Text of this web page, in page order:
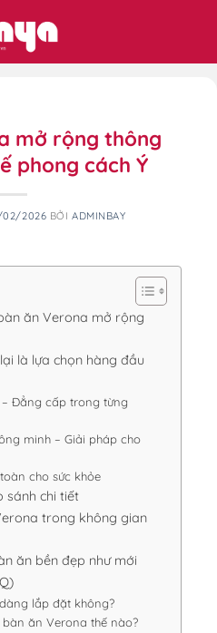
mở rộng thông
phong cách Ý
2026 BỞIADMINBAY
ăn Verona mở rộng
là lựa chọn hàng đầu
Đẳng cấp trong từng
minh – Giải pháp cho
cho sức khỏe
sánh chi tiết
trong không gian
ăn bền đẹp như mới
lắp đặt không?
ăn Verona thế nào?